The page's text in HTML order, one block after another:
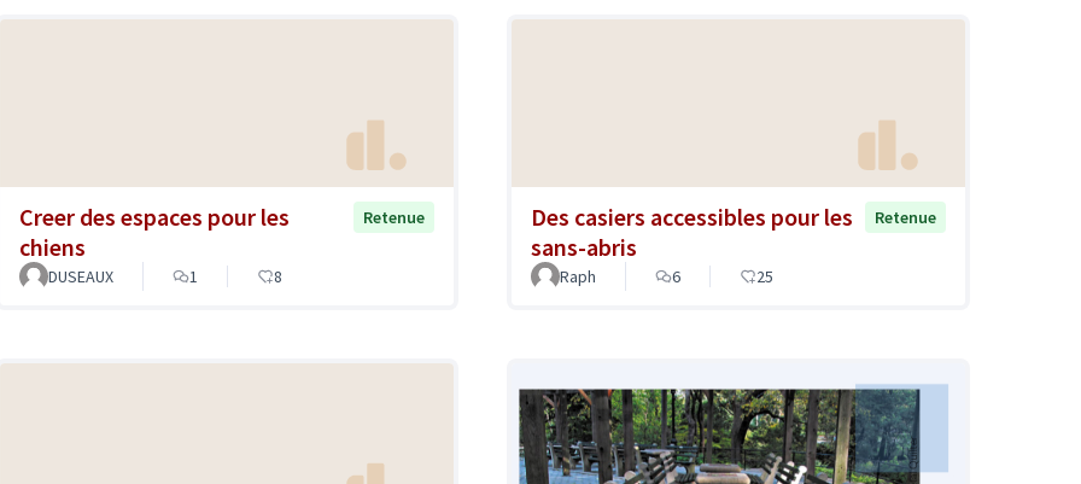
Creer des espaces pour les
chiens
Retenue
DUSEAUX 1 8
Des casiers accessibles pour les
sans-abris
Retenue
Raph 6 25